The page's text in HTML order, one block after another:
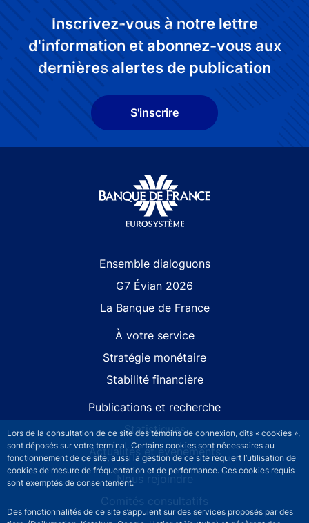
Lors de la consultation de ce site des témoins de connexion, dits « cookies »,
sont déposés sur votre terminal. Certains cookies sont nécessaires au
fonctionnement de ce site, aussi la gestion de ce site requiert l’utilisation de
cookies de mesure de fréquentation et de performance. Ces cookies requis
sont exemptés de consentement.
Des fonctionnalités de ce site s’appuient sur des services proposés par des
Inscrivez-vous à notre lettre
d'information et abonnez-vous aux
dernières alertes de publication
S'inscrire
Ensemble dialoguons
G7 Évian 2026
La Banque de France
À votre service
Stratégie monétaire
Stabilité financière
Publications et recherche
Statistiques
Actualités et événements
Nous rejoindre
Comités consultatifs